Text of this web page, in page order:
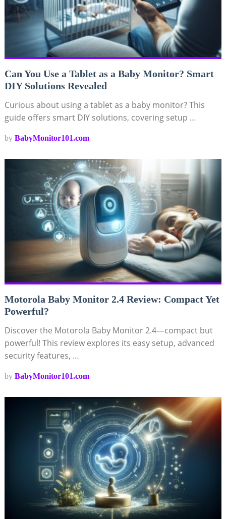
Can You Use a Tablet as a Baby Monitor? Smart
DIY Solutions Revealed
Curious about using a tablet as a baby monitor? This
guide offers smart DIY solutions, covering setup …
by BabyMonitor101.com
Motorola Baby Monitor 2.4 Review: Compact Yet
Powerful?
Discover the Motorola Baby Monitor 2.4—compact but
powerful! This review explores its easy setup, advanced
security features, …
by BabyMonitor101.com